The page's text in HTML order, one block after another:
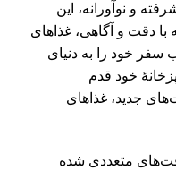
و نوآورانه، این
دقت و آگاهی، غذاهای
سفر خود را به دنیای
خود قدم
جدید، غذاهای
متعددی شده